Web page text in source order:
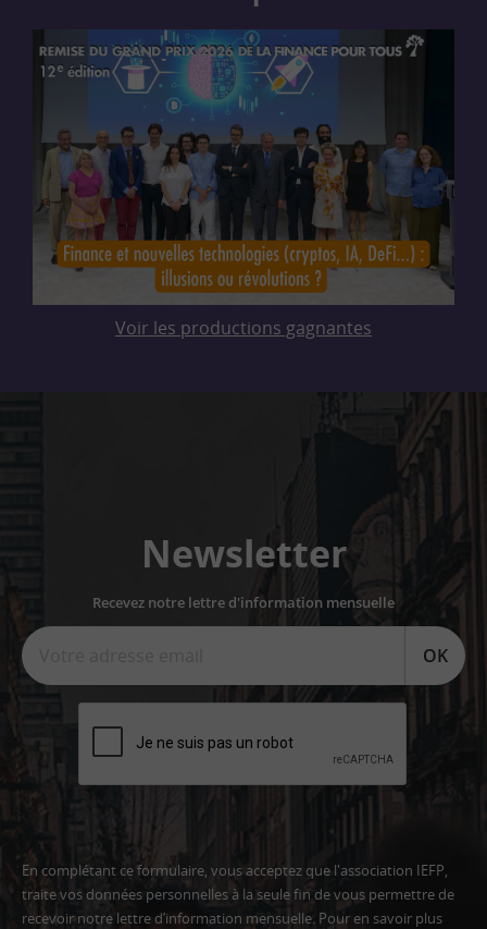
Voir les productions gagnantes
Newsletter
Recevez notre lettre d'information mensuelle
OK
En complétant ce formulaire, vous acceptez que l'association IEFP,
traite vos données personnelles à la seule fin de vous permettre de
recevoir notre lettre d’information mensuelle. Pour en savoir plus